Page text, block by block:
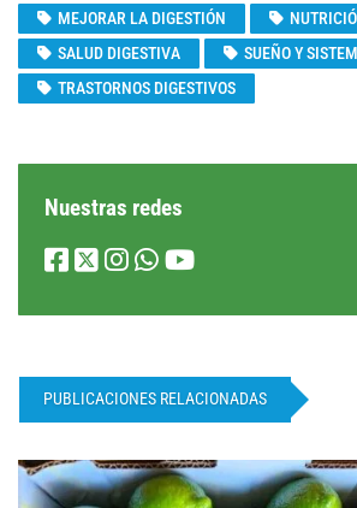
MEJORAR LA DIGESTIÓN
SALUD DIGESTIVA
SUEÑO Y
TRASTORNOS DIGESTIVOS
Nuestras redes
PUBLICACIONES RELACIONADAS